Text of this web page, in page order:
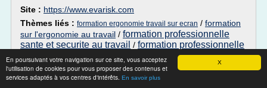
X
En poursuivant votre navigation sur ce site, vous acceptez
l'utilisation de cookies pour vous proposer des contenus et
services adaptés à vos centres d'intérêts. En savoir plus
Site : https://www.evarisk.com
Thèmes liés : formation ergonomie travail sur ecran / formation
sur l'ergonomie au travail / formation professionnelle
sante et securite au travail / formation professionnelle
formation ergonomie et sante au travail
Santé sécurité au travail - FSSS